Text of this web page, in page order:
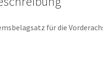
für die